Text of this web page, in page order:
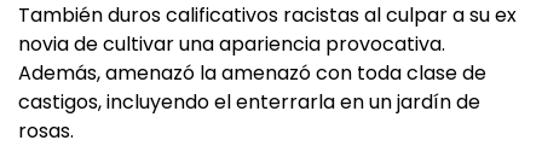
También duros calificativos racistas al culpar a su ex
novia de cultivar una apariencia provocativa.
Además, amenazó la amenazó con toda clase de
castigos, incluyendo el enterrarla en un jardín de
rosas.